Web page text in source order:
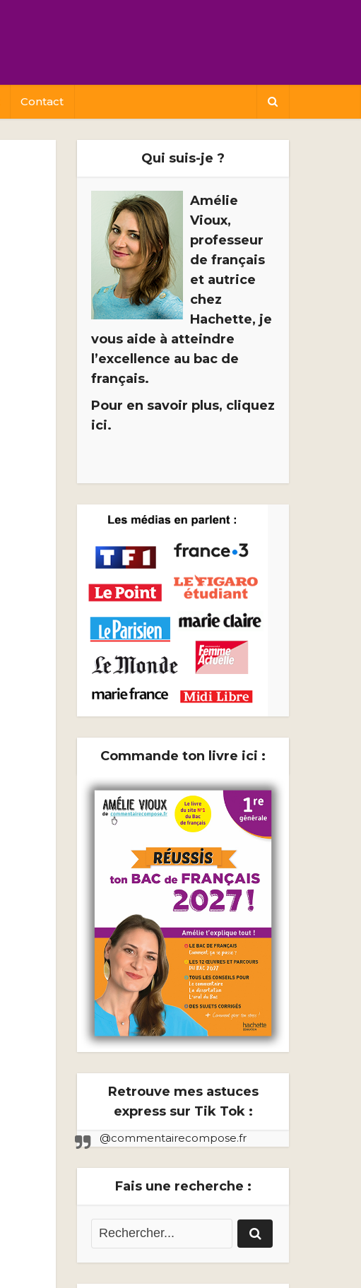
Contact
Qui suis-je ?
Amélie
Vioux,
professeur
de français
et autrice
chez
Hachette, je
vous aide à atteindre
l’excellence au bac de
français.
Pour en savoir plus, cliquez
ici.
Commande ton livre ici :
Retrouve mes astuces
express sur Tik Tok :
@commentairecompose.fr
Fais une recherche :